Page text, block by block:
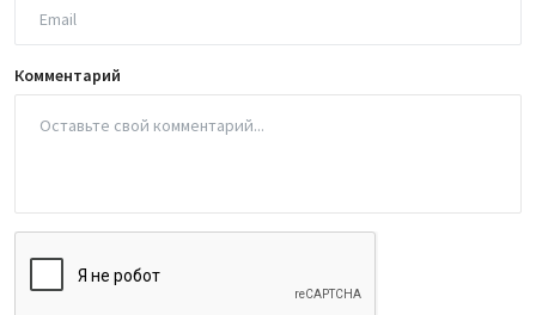
Комментарий